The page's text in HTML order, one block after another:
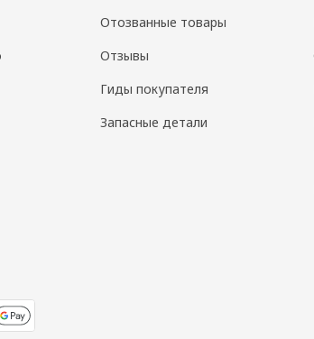
Отозванные товары
Отзывы
Гиды покупателя
Запасные детали